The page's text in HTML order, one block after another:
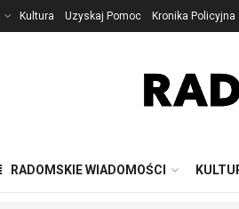
Kultura Uzyskaj Pomoc Kronika Policyjna
RADOMSKIE WIADOMOŚCI